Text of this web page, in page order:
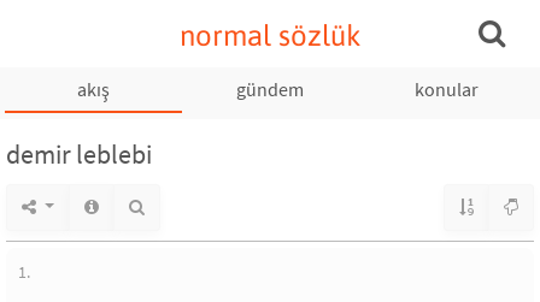
normal sözlük
akış gündem konular
demir leblebi
1.